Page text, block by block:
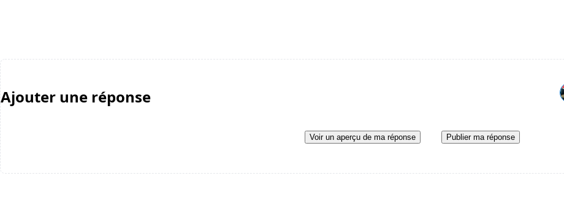
Ajouter une réponse
Voir un aperçu de ma réponse Publier ma réponse